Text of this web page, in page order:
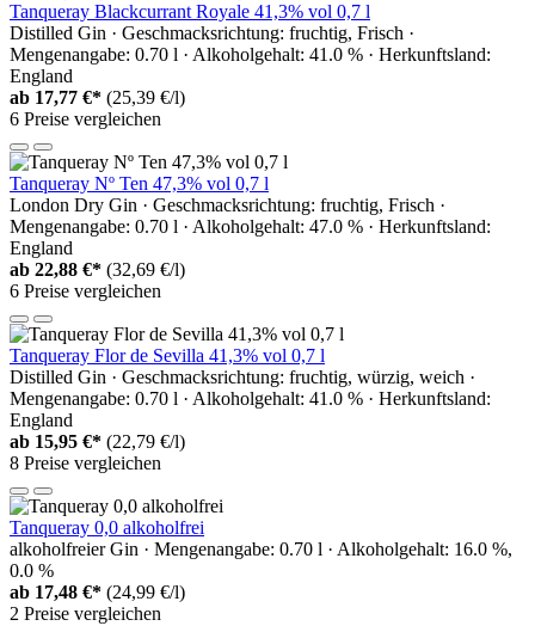
Tanqueray Blackcurrant Royale 41,3% vol 0,7 l
Distilled Gin · Geschmacksrichtung: fruchtig, Frisch ·
Mengenangabe: 0.70 l · Alkoholgehalt: 41.0 % · Herkunftsland:
England
ab 17,77 €* (25,39 €/l)
6 Preise vergleichen
Tanqueray Nº Ten 47,3% vol 0,7 l
London Dry Gin · Geschmacksrichtung: fruchtig, Frisch ·
Mengenangabe: 0.70 l · Alkoholgehalt: 47.0 % · Herkunftsland:
England
ab 22,88 €* (32,69 €/l)
6 Preise vergleichen
Tanqueray Flor de Sevilla 41,3% vol 0,7 l
Distilled Gin · Geschmacksrichtung: fruchtig, würzig, weich ·
Mengenangabe: 0.70 l · Alkoholgehalt: 41.0 % · Herkunftsland:
England
ab 15,95 €* (22,79 €/l)
8 Preise vergleichen
Tanqueray 0,0 alkoholfrei
alkoholfreier Gin · Mengenangabe: 0.70 l · Alkoholgehalt: 16.0 %,
0.0 %
ab 17,48 €* (24,99 €/l)
2 Preise vergleichen